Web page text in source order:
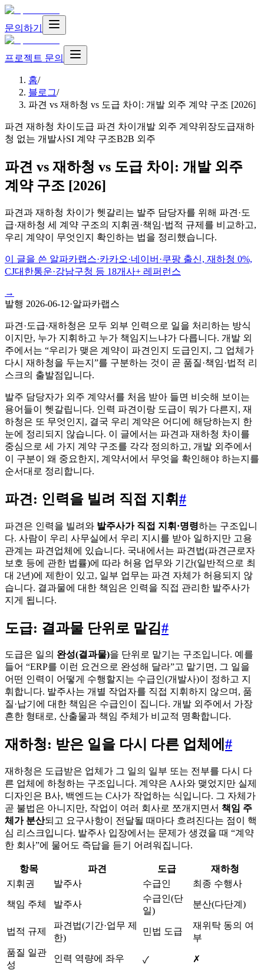
문의하기
프로젝트 문의
홈/
블로그/
파견 vs 재하청 vs 도급 차이: 개발 외주 계약 구조 [2026]
파견 재하청 차이 도급 파견 차이 개발 외주 계약위장도급재하
청 없는 개발사SI 계약 구조B2B 외주
파견 vs 재하청 vs 도급 차이: 개발 외주
계약 구조 [2026]
파견과 재하청 차이가 헷갈리는 발주 담당자를 위해 파견·도
급·재하청 세 계약 구조의 지휘권·책임·법적 규제를 비교하고,
우리 계약이 무엇인지 확인하는 법을 정리했습니다.
이 글을 쓴 알파카랩스·카카오·네이버·쿠팡 출신, 재하청 0%,
CJ대한통운·강남구청 등 18개사+ 레퍼런스
→
발행 2026-06-12·알파카랩스
파견·도급·재하청은 모두 외부 인력으로 일을 처리하는 방식
이지만, 누가 지휘하고 누가 책임지느냐가 다릅니다. 개발 외
주에서는 “우리가 맺은 계약이 파견인지 도급인지, 그 업체가
다시 재하청을 두는지”를 구분하는 것이 곧 품질·책임·법적 리
스크의 출발점입니다.
발주 담당자가 외주 계약서를 처음 받아 들면 비슷해 보이는
용어들이 헷갈립니다. 인력 파견이랑 도급이 뭐가 다른지, 재
하청은 또 무엇인지, 결국 우리 계약은 어디에 해당하는지 한
눈에 정리되지 않습니다. 이 글에서는 파견과 재하청 차이를
중심으로 세 가지 계약 구조를 각각 정의하고, 개발 외주에서
이 구분이 왜 중요한지, 계약서에서 무엇을 확인해야 하는지를
순서대로 정리합니다.
파견: 인력을 빌려 직접 지휘#
파견은 인력을 빌려와 발주사가 직접 지휘·명령하는 구조입니
다. 사람이 우리 사무실에서 우리 지시를 받아 일하지만 고용
관계는 파견업체에 있습니다. 국내에서는 파견법(파견근로자
보호 등에 관한 법률)에 따라 허용 업무와 기간(일반적으로 최
대 2년)에 제한이 있고, 일부 업무는 파견 자체가 허용되지 않
습니다. 결과물에 대한 책임은 인력을 직접 관리한 발주사가
지게 됩니다.
도급: 결과물 단위로 맡김#
도급은 일의 완성(결과물)을 단위로 맡기는 구조입니다. 예를
들어 “ERP를 이런 요건으로 완성해 달라”고 맡기면, 그 일을
어떤 인력이 어떻게 수행할지는 수급인(개발사)이 정하고 지
휘합니다. 발주사는 개별 작업자를 직접 지휘하지 않으며, 품
질·납기에 대한 책임은 수급인이 집니다. 개발 외주에서 가장
흔한 형태로, 산출물과 책임 주체가 비교적 명확합니다.
재하청: 받은 일을 다시 다른 업체에 #
재하청은 도급받은 업체가 그 일의 일부 또는 전부를 다시 다
른 업체에 하청하는 구조입니다. 계약은 A사와 맺었지만 실제
디자인은 B사, 백엔드는 C사가 작업하는 식입니다. 그 자체가
곧 불법은 아니지만, 작업이 여러 회사로 쪼개지면서 책임 주
체가 분산되고 요구사항이 전달될 때마다 흐려진다는 점이 핵
심 리스크입니다. 발주사 입장에서는 문제가 생겼을 때 “계약
한 회사”에 물어도 즉답을 듣기 어려워집니다.
항목 파견 도급
재하청
지휘권
발주사 수급인 최종 수행사
책임 주체 발주사
수급인(단
일)
분산(다단계)
법적 규제
파견법(기간·업무 제
한)
민법 도급
재위탁 동의 여
부
품질 일관
성
인력 역량에 좌우 ✓ ✗